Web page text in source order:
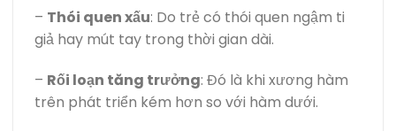
– Thói quen xấu: Do trẻ có thói quen ngậm ti
giả hay mút tay trong thời gian dài.
– Rối loạn tăng trưởng: Đó là khi xương hàm
trên phát triển kém hơn so với hàm dưới.